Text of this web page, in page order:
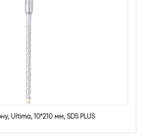
Ultima, 10*210 мм, SDS PLUS